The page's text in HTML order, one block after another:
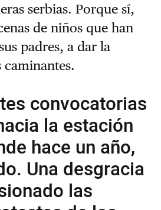
serbias. Porque sí,
de niños que han
padres, a dar la
convocatorias
la estación
hace un año,
Una desgracia
las